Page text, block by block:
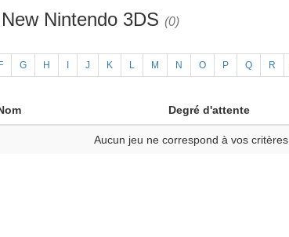
Nintendo 3DS (0)
F G H J K L M N O P Q R
Degré d'attente
Aucun jeu ne correspond à vos critères.